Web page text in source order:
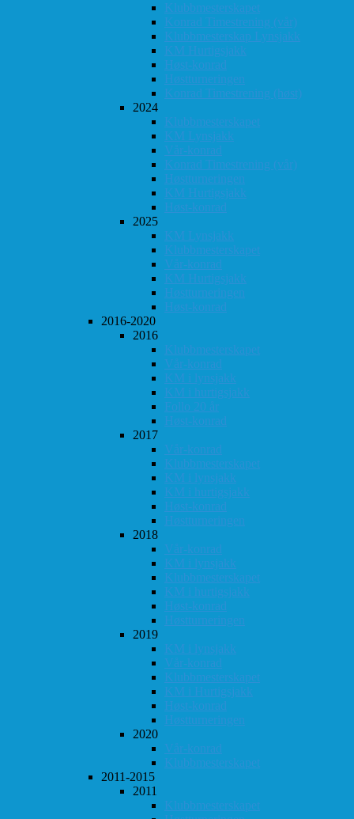
Klubbmesterskapet
Konrad Timestrening (vår)
Klubbmesterskap Lynsjakk
KM Hurtigsjakk
Høst-konrad
Høstturneringen
Konrad Timestrening (høst)
2024
Klubbmesterskapet
KM Lynsjakk
Vår-konrad
Konrad Timestrening (vår)
Høstturneringen
KM Hurtigsjakk
Høst-konrad
2025
KM Lynsjakk
Klubbmesterskapet
Vår-konrad
KM Hurtigsjakk
Høstturneringen
Høst-konrad
2016-2020
2016
Klubbmesterskapet
Vår-konrad
KM i lynsjakk
KM i hurtigsjakk
Follo 20 år
Høst-konrad
2017
Vår-konrad
Klubbmesterskapet
KM i lynsjakk
KM i hurtigsjakk
Høst-konrad
Høstturneringen
2018
Vår-konrad
KM i lynsjakk
Klubbmesterskapet
KM i hurtigsjakk
Høst-konrad
Høstturneringen
2019
KM i lynsjakk
Vår-konrad
Klubbmesterskapet
KM i Hurtigsjakk
Høst-konrad
Høstturneringen
2020
Vår-konrad
Klubbmesterskapet
2011-2015
2011
Klubbmesterskapet